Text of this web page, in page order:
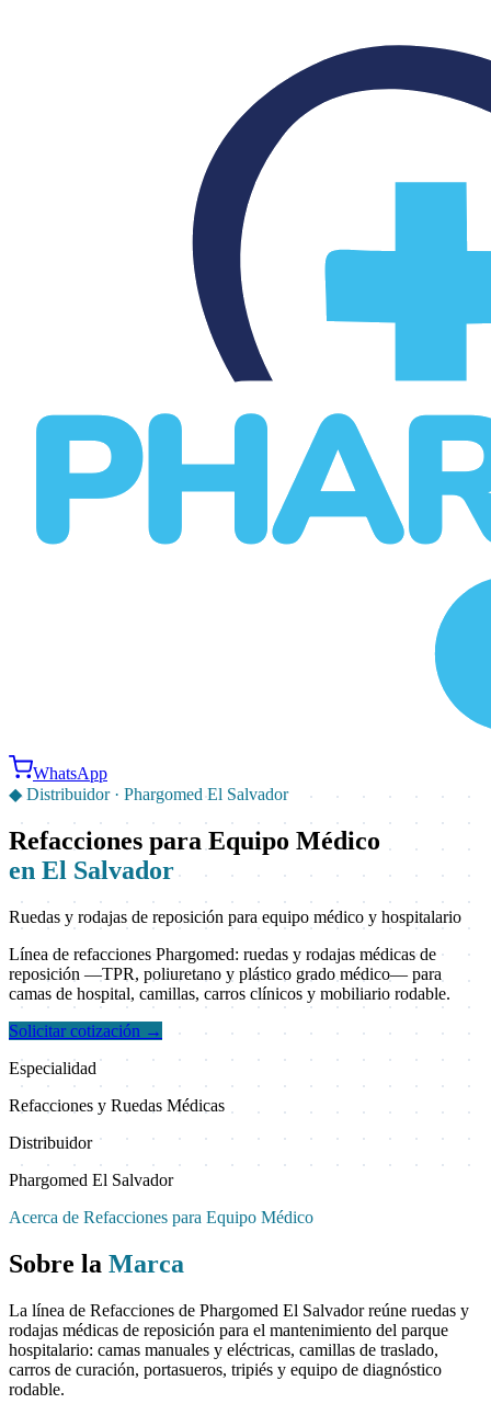
WhatsApp
◆Distribuidor · Phargomed El Salvador
Refacciones para Equipo Médico
en El Salvador
Ruedas y rodajas de reposición para equipo médico y hospitalario
Línea de refacciones Phargomed: ruedas y rodajas médicas de
reposición —TPR, poliuretano y plástico grado médico— para
camas de hospital, camillas, carros clínicos y mobiliario rodable.
Solicitar cotización →
Especialidad
Refacciones y Ruedas Médicas
Distribuidor
Phargomed El Salvador
Acerca de Refacciones para Equipo Médico
Sobre la Marca
La línea de Refacciones de Phargomed El Salvador reúne ruedas y
rodajas médicas de reposición para el mantenimiento del parque
hospitalario: camas manuales y eléctricas, camillas de traslado,
carros de curación, portasueros, tripiés y equipo de diagnóstico
rodable.